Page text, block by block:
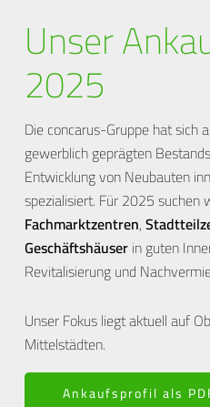
Unser
2025
Die concarus-Gruppe hat sich
gewerblich geprägten
Entwicklung von Neubauten
spezialisiert. Für 2025 suchen
Fachmarktzentren,
Geschäftshäuserin guten
Revitalisierung und
Unser Fokus liegt aktuell auf
Mittelstädten.
Ankaufsprofil als